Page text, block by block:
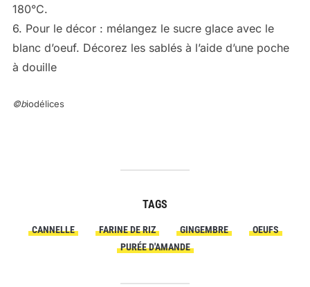
180°C.
6. Pour le décor : mélangez le sucre glace avec le
blanc d’oeuf. Décorez les sablés à l’aide d’une poche
à douille
©biodélices
TAGS
CANNELLE FARINE DE RIZ GINGEMBRE
OEUFS
PURÉE D'AMANDE